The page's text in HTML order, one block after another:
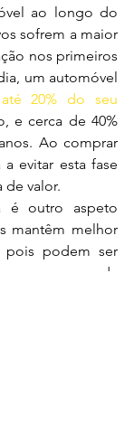
ao longo do
sofrem a maior
nos primeiros
um automóvel
20% do seu
e cerca de 40%
Ao comprar
evitar esta fase
de valor.
é outro aspeto
mantêm melhor
pois podem ser
com uma perda